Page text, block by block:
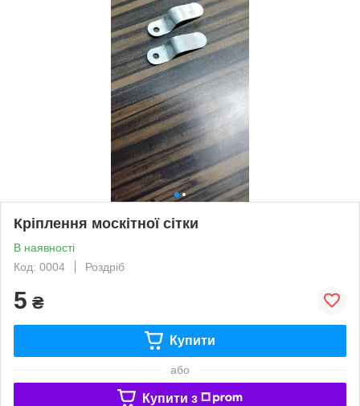
Кріплення москітної сітки
В наявності
Код: 0004
Роздріб
5 ₴
Купити
або
Купити з